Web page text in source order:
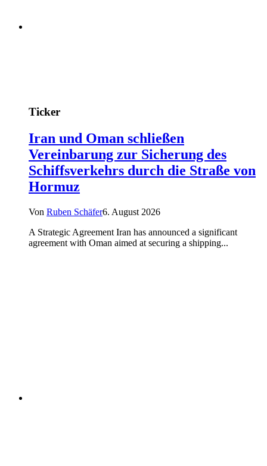
Ticker
Iran und Oman schließen
Vereinbarung zur Sicherung des
Schiffsverkehrs durch die Straße von
Hormuz
Von Ruben Schäfer6. August 2026
A Strategic Agreement Iran has announced a significant
agreement with Oman aimed at securing a shipping...